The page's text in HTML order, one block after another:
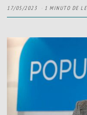
17/05/2023 1 MINUTO DE